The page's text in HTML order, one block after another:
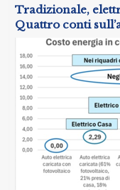
Tradizionale,
Quattro conti